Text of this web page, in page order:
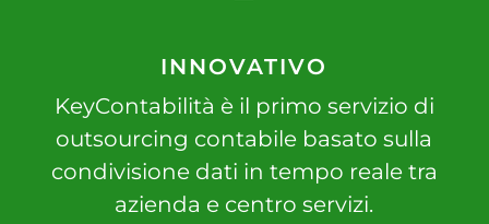
INNOVATIVO
KeyContabilità è il primo servizio di
outsourcing contabile basato sulla
condivisione dati in tempo reale tra
azienda e centro servizi.